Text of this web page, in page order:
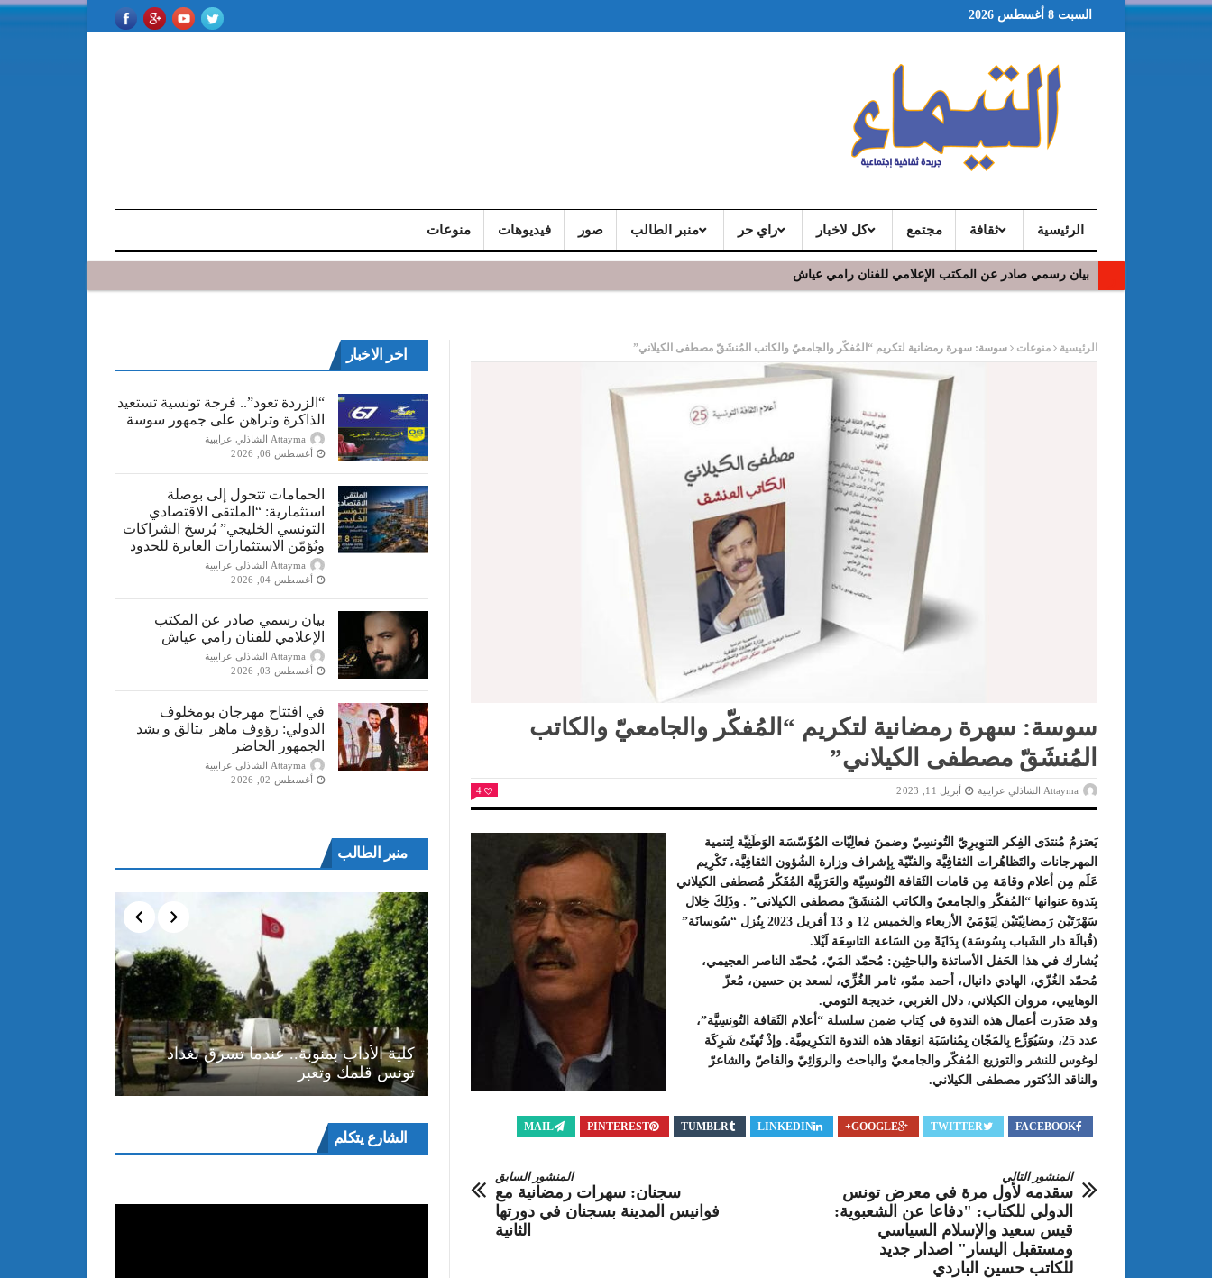
السبت 8 أغسطس 2026
الرئيسية ثقافة مجتمع كل لاخبار راي حر منبر الطالب صور فيديوهات منوعات
بيان رسمي صادر عن المكتب الإعلامي للفنان رامي عياش
الرئيسية منوعات سوسة: سهرة رمضانية لتكريم “المُفكّر والجامعيّ والكاتب المُنشَقّ مصطفى الكيلاني”
سوسة: سهرة رمضانية لتكريم “المُفكّر والجامعيّ والكاتب
المُنشَقّ مصطفى الكيلاني”
Attayma الشاذلي عرايبية أبريل 11, 2023 4
يَعتزمُ مُنتدَى الفِكر التنوِيرِيّ التُونسِيّ وضمنَ فعالِيّات المُؤَسّسَة الوَطَنِيَّة لِتنمية
المهرجانات والتَظاهُرات الثقافِيَّة والفنّيّة بِإشراف وزارة الشُؤون الثقافِيَّة، تَكْرِيم
عَلَم مِن أعلام وقامَة مِن قامات الثَقافة التُونسِيّة والعَرَبِيَّة المُفَكّر مُصطفى الكيلاني
بِنَدوة عنوانها “المُفكّر والجامعيّ والكاتب المُنشَقّ مصطفى الكيلاني” . وذَلِكَ خِلال
سَهْرَتَيْن رَمضانِِيّتيْن لِيَوْمَيْ الأربعاء والخميس 12 و 13 أفريل 2023 بِنُزل “سُوسانَة”
(قُبالَة دار الشَباب بِسُوسَة) بِدَايَةً مِن السَاعة التاسِعَة لَيْلا.
يُشارك في هذا الحَفل الأساتذة والباحثِين: مُحمّد المَيّ، مُحمّد الناصر العجيمي،
مُحمّد الغُزّي، الهادي دانيال، أحمد ممّو، ثامر الغُزِّي، لسعد بن حسين، مُعزّ
الوهايبي، مروان الكيلاني، دلال الغربي، خديجة التومي.
وقد صَدَرت أعمال هذه الندوة في كِتاب ضمن سلسلة “أعلام الثَقافة التُونسِيَّة”،
عدد 25، وسَيُوَزَّع بِالمَجّان بِمُناسَبَة انعِقاد هذه الندوة التكرِيمِيَّة. وإذْ تُهنّئ شَرِكَة
لوغوس للنشر والتوزيع المُفكّر والجامعيّ والباحث والروَائِيّ والقاصّ والشاعرّ
والناقد الدُكتور مصطفى الكيلاني.
FACEBOOK
TWITTER
GOOGLE+
LINKEDIN
TUMBLR
PINTEREST
MAIL
المنشور السابق
سجنان: سهرات رمضانية مع
فوانيس المدينة بسجنان في دورتها
الثانية
المنشور التالي
سقدمه لأول مرة في معرض تونس
الدولي للكتاب: "دفاعا عن الشعبوية:
قيس سعيد والإسلام السياسي
ومستقبل اليسار" اصدار جديد
للكاتب حسين الباردي
اخر الاخبار
“الزردة تعود”.. فرجة تونسية تستعيد
الذاكرة وتراهن على جمهور سوسة
Attayma الشاذلي عرايبية
أغسطس 06, 2026
الحمامات تتحول إلى بوصلة
استثمارية: “الملتقى الاقتصادي
التونسي الخليجي” يُرسخ الشراكات
ويُؤمّن الاستثمارات العابرة للحدود
Attayma الشاذلي عرايبية
أغسطس 04, 2026
بيان رسمي صادر عن المكتب
الإعلامي للفنان رامي عياش
Attayma الشاذلي عرايبية
أغسطس 03, 2026
في افتتاح مهرجان بومخلوف
الدولي: رؤوف ماهر يتالق و يشد
الجمهور الحاضر
Attayma الشاذلي عرايبية
أغسطس 02, 2026
منبر الطالب
كلية الأداب بمنوبة.. عندما تسرق بغداد
تونس قلمك وتعبر
المسرح الجامعي يقود رواده إلى الملتقيات
الدولية…التجربة العمانية نموذجا
عبد الستار الخليفي: مهم جدا أن يتواصل
الملتقى الدولي الحسين بوزيان للمسرح
الجامعي بوجودي أو بدونه
الدورة 24 للمعرض الجامعي تحت
إلى التميّز”
الشارع يتكلممشغل
الفيديو